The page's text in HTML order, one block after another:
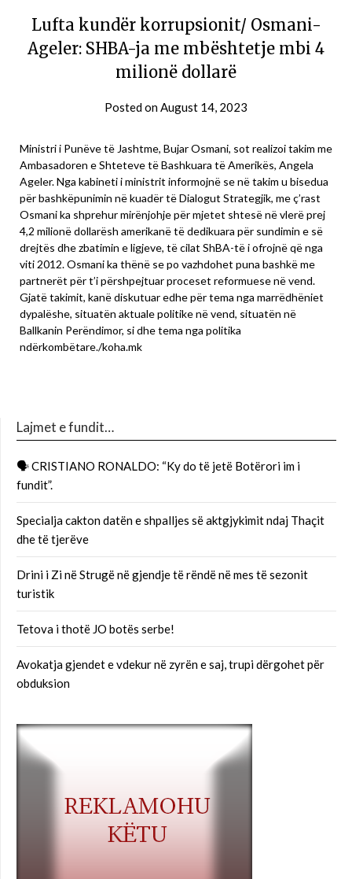
Lufta kundër korrupsionit/ Osmani-
Ageler: SHBA-ja me mbështetje mbi 4
milionë dollarë
Posted onAugust 14, 2023
Ministri i Punëve të Jashtme, Bujar Osmani, sot realizoi takim me
Ambasadoren e Shteteve të Bashkuara të Amerikës, Angela
Ageler. Nga kabineti i ministrit informojnë se në takim u bisedua
për bashkëpunimin në kuadër të Dialogut Strategjik, me ç’rast
Osmani ka shprehur mirënjohje për mjetet shtesë në vlerë prej
4,2 milionë dollarësh amerikanë të dedikuara për sundimin e së
drejtës dhe zbatimin e ligjeve, të cilat ShBA-të i ofrojnë që nga
viti 2012. Osmani ka thënë se po vazhdohet puna bashkë me
partnerët për t’i përshpejtuar proceset reformuese në vend.
Gjatë takimit, kanë diskutuar edhe për tema nga marrëdhëniet
dypalëshe, situatën aktuale politike në vend, situatën në
Ballkanin Perëndimor, si dhe tema nga politika
ndërkombëtare./koha.mk
Lajmet e fundit…
🗣 CRISTIANO RONALDO: “Ky do të jetë Botërori im i
fundit”.
Specialja cakton datën e shpalljes së aktgjykimit ndaj Thaçit
dhe të tjerëve
Drini i Zi në Strugë në gjendje të rëndë në mes të sezonit
turistik
Tetova i thotë JO botës serbe!
Avokatja gjendet e vdekur në zyrën e saj, trupi dërgohet për
obduksion